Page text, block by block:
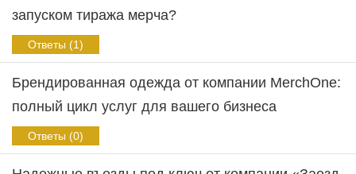
запуском тиража мерча?
Ответы (1)
Брендированная одежда от компании MerchOne:
полный цикл услуг для вашего бизнеса
Ответы (0)